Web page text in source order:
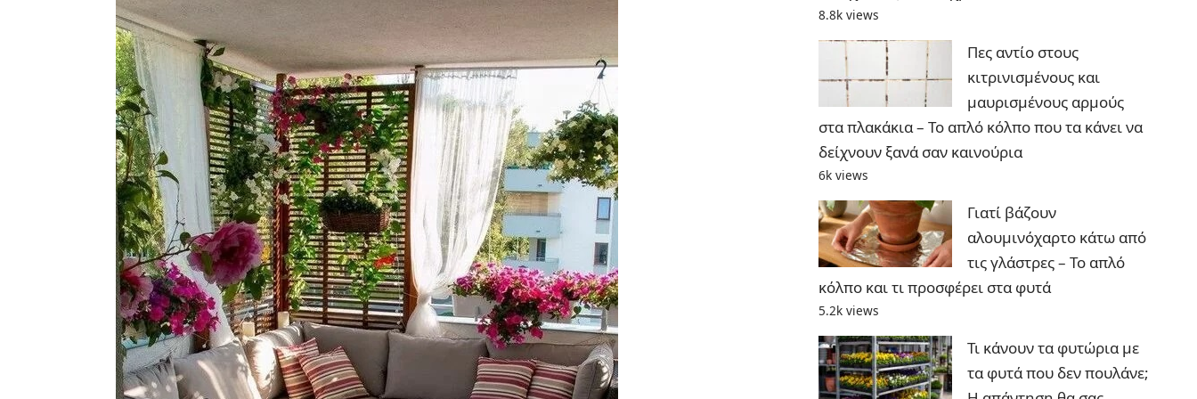
8.8k views
Πες αντίο στους
κιτρινισμένους και
μαυρισμένους αρμούς
στα πλακάκια – Το απλό κόλπο που τα κάνει να
δείχνουν ξανά σαν καινούρια
6k views
Γιατί βάζουν
αλουμινόχαρτο κάτω από
τις γλάστρες – Το απλό
κόλπο και τι προσφέρει στα φυτά
5.2k views
Τι κάνουν τα φυτώρια με
τα φυτά που δεν πουλάνε;